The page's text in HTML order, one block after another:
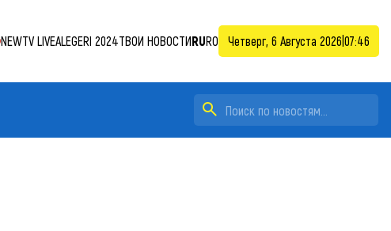
NEWTV LIVEALEGERI 2024ТВОИ НОВОСТИRURO Четверг, 6 Августа 2026 07:46